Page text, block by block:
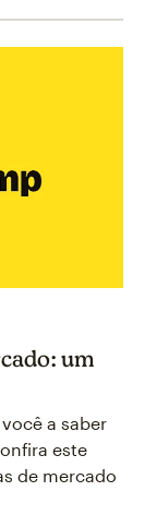
um
a saber
este
de mercado